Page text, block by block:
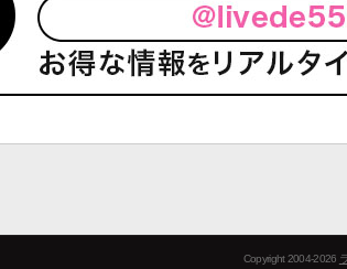
Copyright 2004-2026